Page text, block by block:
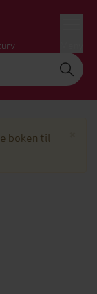
boken til